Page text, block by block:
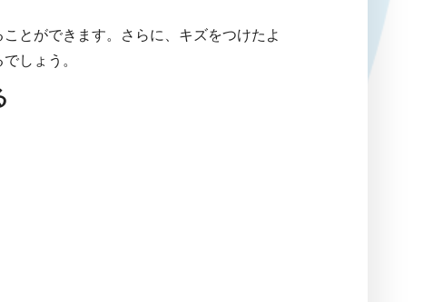
とができます。さらに、キズをつけたよ
しょう。